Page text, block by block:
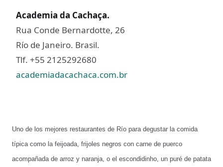
Academia da Cachaça.
Rua Conde Bernardotte, 26
Río de Janeiro. Brasil.
Tlf. +55 2125292680
academiadacachaca.com.br
Uno de los mejores restaurantes de Río para degustar la comida
típica como la feijoada, frijoles negros con carne de puerco
acompañada de arroz y naranja, o el escondidinho, un puré de patata